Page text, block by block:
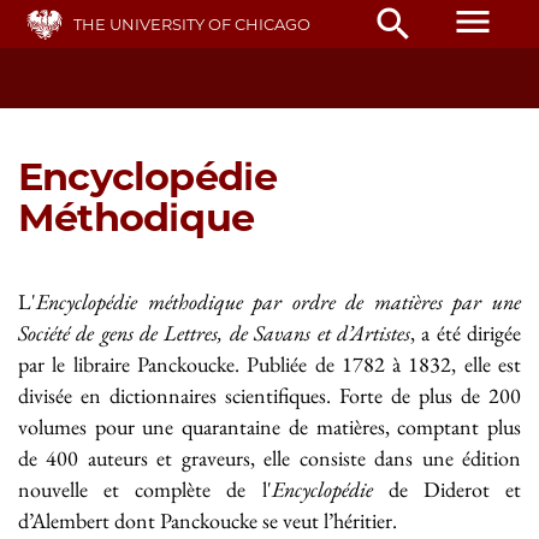
Skip
main
THE UNIVERSITY OF CHICAGO search menu
Encyclopédie
Méthodique
L'Encyclopédie méthodique par ordre de matières par une
Société de gens de Lettres, de Savans et d’Artistes, a été dirigée
par le libraire Panckoucke. Publiée de 1782 à 1832, elle est
divisée en dictionnaires scientifiques. Forte de plus de 200
volumes pour une quarantaine de matières, comptant plus
de 400 auteurs et graveurs, elle consiste dans une édition
nouvelle et complète de l'Encyclopédiede Diderot et
d’Alembert dont Panckoucke se veut l’héritier.